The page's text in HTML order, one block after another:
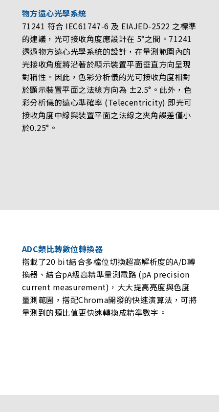
物方遠心光學系統
71241 符合 IEC61747-6 及 EIAJED-2522 之標準
的建議，光可接收角度應設計在 5°之間。71241
透過物方遠心光學系統的設計，在量測範圍內的
光接收角度將沿著於顯示裝置平面垂直方向呈現
對稱性。因此，色彩分析儀的光可接收角度相對
於顯示裝置平面之法線方向為 ±2.5°。此外，色
彩分析儀的遠心準確率 (Telecentricity) 即光可
接收角度中線與裝置平面之法線之夾角誤差僅小
於0.25°。
ADC類比轉數位轉換器
搭載了20 bit結合多檔位切換超高解析度的A/D轉
換器、結合pA級高精準量測電路 (pA precision
current measurement)，大大提高亮度與色度
量測範圍，搭配Chroma開發的快速演算法，可將
量測到的類比值更快速轉換成精準數字。